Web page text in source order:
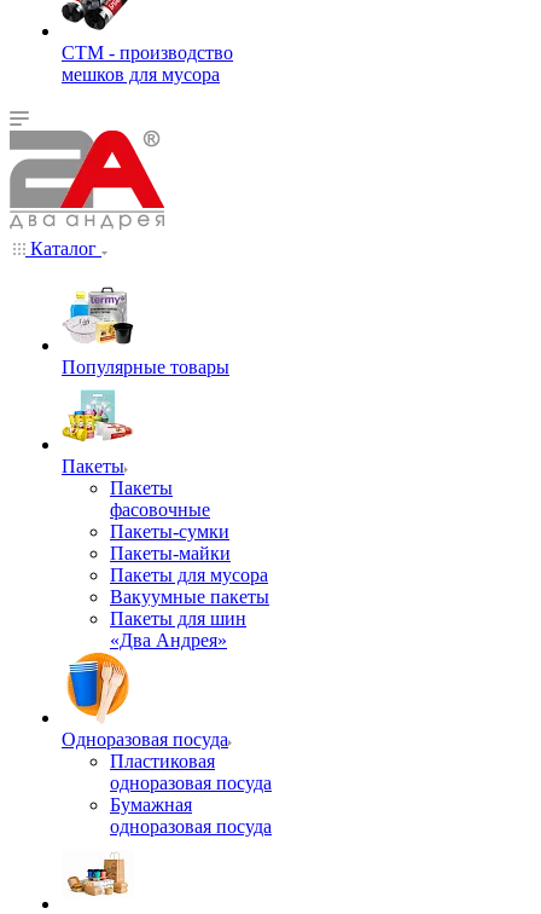
СТМ - производство
мешков для мусора
Каталог
Популярные товары
Пакеты
Пакеты
фасовочные
Пакеты-сумки
Пакеты-майки
Пакеты для мусора
Вакуумные пакеты
Пакеты для шин
«Два Андрея»
Одноразовая посуда
Пластиковая
одноразовая посуда
Бумажная
одноразовая посуда